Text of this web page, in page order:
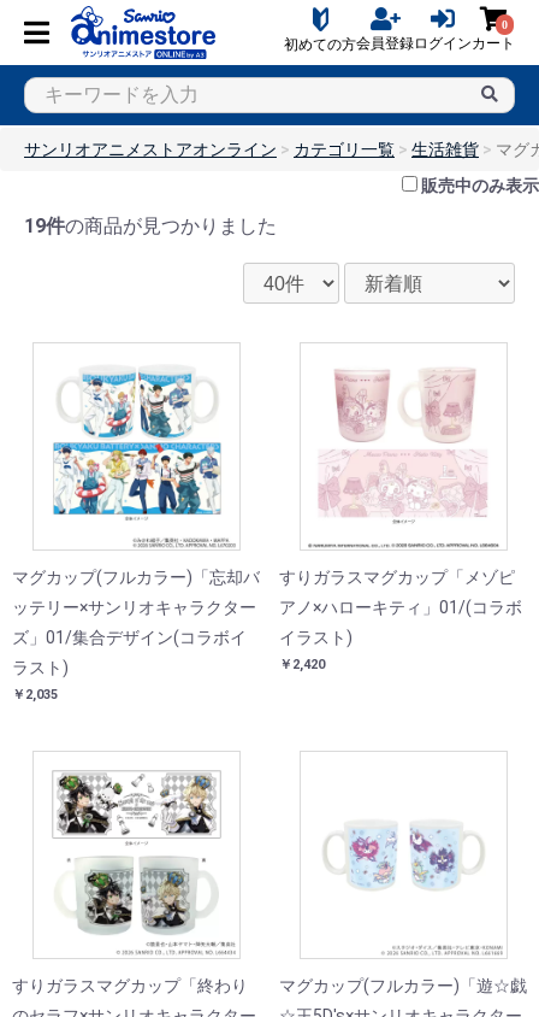
初めての方会員登録ログイン
0
カート
サンリオアニメストアオンライン カテゴリ一覧 生活雑貨
マグ
販売中のみ表示
19件の商品が見つかりました
マグカップ(フルカラー)「忘却バ
ッテリー×サンリオキャラクター
ズ」01/集合デザイン(コラボイ
ラスト)
￥2,035
すりガラスマグカップ「メゾピ
アノ×ハローキティ」01/(コラボ
イラスト)
￥2,420
すりガラスマグカップ「終わり
マグカップ(フルカラー)「遊☆戯